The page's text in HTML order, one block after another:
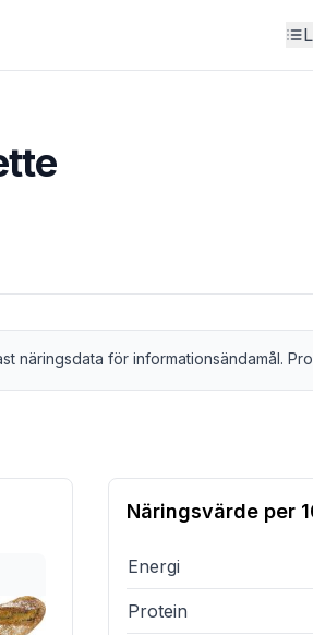
näringsdata för informationsändamål.
Näringsvärde per
Energi
Protein